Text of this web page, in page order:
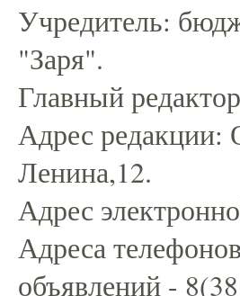
Учредитель:
"Заря".
Главный
Адрес редакции:
Ленина,12.
Адрес
Адреса
объявлений -